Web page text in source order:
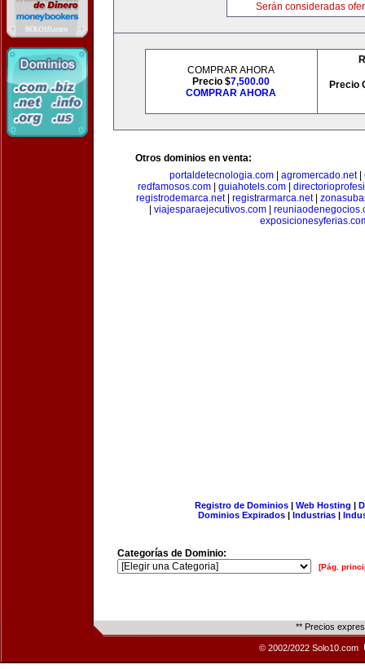
Serán consideradas
COMPRAR AHORA
Precio $7,500.00
COMPRAR AHORA
Precio
Otros dominios en venta:
portaldetecnologia.com
agromercado.net|
redfamosos.com| guiahotels.com|
registrodemarca.net| registrarmarca.net|
viajesparaejecutivos.com|
Registro de Dominios| Web Hosting |
Dominios Expirados | Industrias |
Categorías de Dominio:
[Pág.
** Precios
© 2002/2022 Solo10.com